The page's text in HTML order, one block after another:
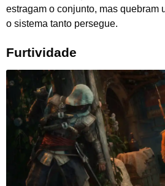
estragam o conjunto, mas quebram
o sistema tanto persegue.
Furtividade